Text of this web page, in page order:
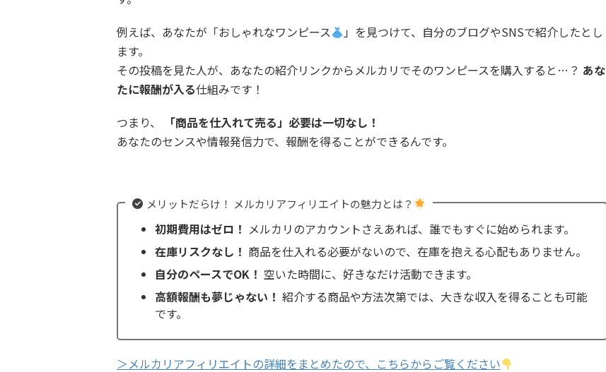
例えば、あなたが「おしゃれなワンピース
」を見つけて、自分のブログやSNSで紹介したとし
ます。
その投稿を見た人が、あなたの紹介リンクからメルカリでそのワンピースを購入すると…？ あな
たに報酬が入る仕組みです！
つまり、
「商品を仕入れて売る」必要は一切なし！
あなたのセンスや情報発信力で、報酬を得ることができるんです。
メリットだらけ！ メルカリアフィリエイトの魅力とは？
初期費用はゼロ！ メルカリのアカウントさえあれば、誰でもすぐに始められます。
在庫リスクなし！ 商品を仕入れる必要がないので、在庫を抱える心配もありません。
自分のペースでOK！ 空いた時間に、好きなだけ活動できます。
高額報酬も夢じゃない！ 紹介する商品や方法次第では、大きな収入を得ることも可能
です。
＞メルカリアフィリエイトの詳細をまとめたので、こちらからご覧ください